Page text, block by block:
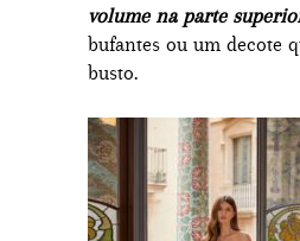
volume na parte
bufantes ou um decote
busto.